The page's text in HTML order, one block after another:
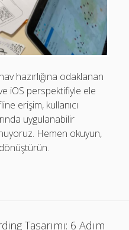
hazırlığına odaklanan
iOS perspektifiyle ele
erişim, kullanıcı
uygulanabilir
Hemen okuyun,
Tasarımı: 6 Adım